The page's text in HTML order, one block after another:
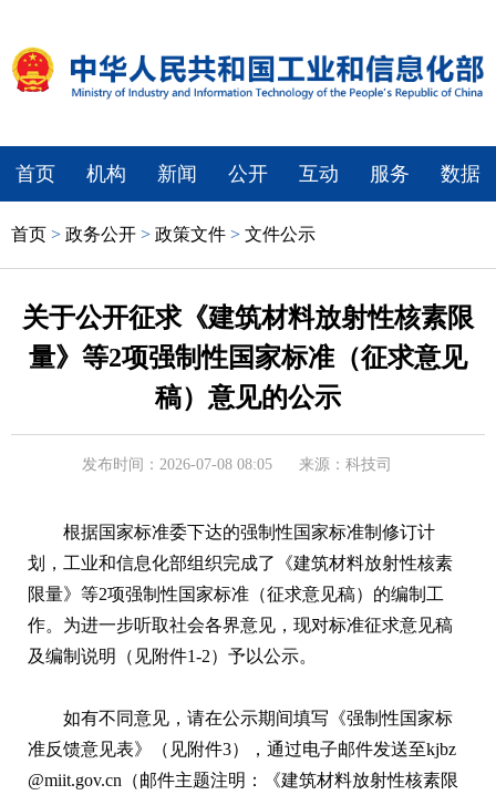
首页 机构 新闻 公开 互动 服务 数据
首页 > 政务公开 > 政策文件 > 文件公示
关于公开征求《建筑材料放射性核素限
量》等2项强制性国家标准（征求意见
稿）意见的公示
发布时间：2026-07-08 08:05 来源：科技司
根据国家标准委下达的强制性国家标准制修订计
划，工业和信息化部组织完成了《建筑材料放射性核素
限量》等2项强制性国家标准（征求意见稿）的编制工
作。为进一步听取社会各界意见，现对标准征求意见稿
及编制说明（见附件1-2）予以公示。
如有不同意见，请在公示期间填写《强制性国家标
准反馈意见表》（见附件3），通过电子邮件发送至kjbz
@miit.gov.cn（邮件主题注明：《建筑材料放射性核素限